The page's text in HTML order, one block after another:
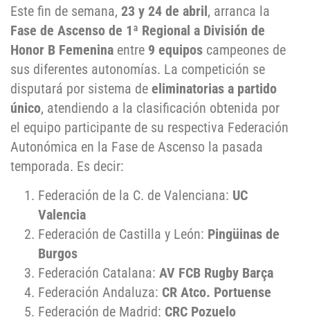
Este fin de semana, 23 y 24 de abril, arranca la
Fase de Ascenso de 1ª Regional a División de
Honor B Femenina entre 9 equipos campeones de
sus diferentes autonomías. La competición se
disputará por sistema de eliminatorias a partido
único, atendiendo a la clasificación obtenida por
el equipo participante de su respectiva Federación
Autonómica en la Fase de Ascenso la pasada
temporada. Es decir:
Federación de la C. de Valenciana: UC
Valencia
Federación de Castilla y León: Pingüinas de
Burgos
Federación Catalana: AV FCB Rugby Barça
Federación Andaluza: CR Atco. Portuense
Federación de Madrid: CRC Pozuelo